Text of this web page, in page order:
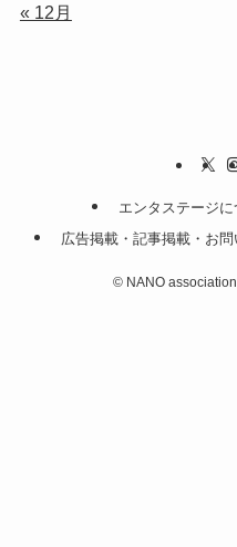
« 12月
エンタステージに
広告掲載・記事掲載・お
© NANO